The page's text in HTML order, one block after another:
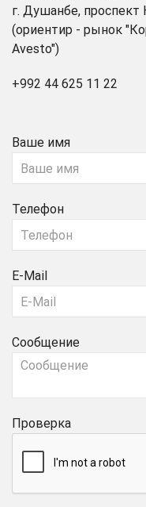
г. Душанбе, проспект
(ориентир - рынок
Avesto")
+992 44 625 11 22
Ваше имя
Телефон
E-Mail
Сообщение
Проверка